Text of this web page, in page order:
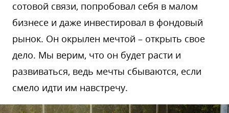
сотовой связи, попробовал себя в малом
бизнесе и даже инвестировал в фондовый
рынок. Он окрылен мечтой – открыть свое
дело. Мы верим, что он будет расти и
развиваться, ведь мечты сбываются, если
смело идти им навстречу.